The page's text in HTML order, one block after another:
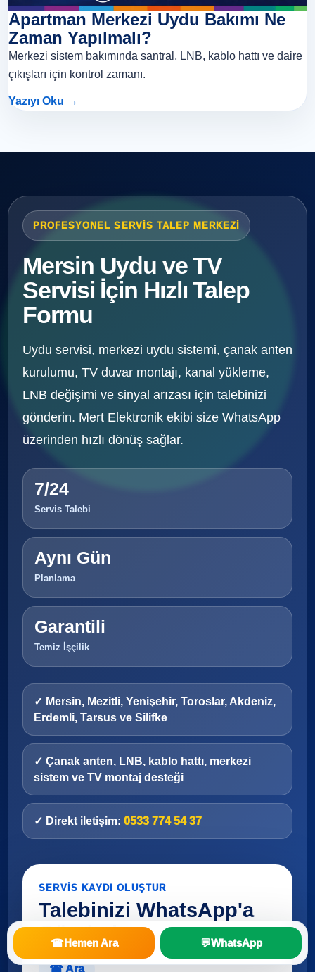
Apartman Merkezi Uydu Bakımı Ne
Zaman Yapılmalı?
Merkezi sistem bakımında santral, LNB, kablo hattı ve daire
çıkışları için kontrol zamanı.
Yazıyı Oku →
PROFESYONEL SERVIS TALEP MERKEZI
Mersin Uydu ve TV
Servisi İçin Hızlı Talep
Formu
Uydu servisi, merkezi uydu sistemi, çanak anten
kurulumu, TV duvar montajı, kanal yükleme,
LNB değişimi ve sinyal arızası için talebinizi
gönderin. Mert Elektronik ekibi size WhatsApp
üzerinden hızlı dönüş sağlar.
7/24
Servis Talebi
Aynı Gün
Planlama
Garantili
Temiz İşçilik
✓ Mersin, Mezitli, Yenişehir, Toroslar, Akdeniz,
Erdemli, Tarsus ve Silifke
✓ Çanak anten, LNB, kablo hattı, merkezi
sistem ve TV montaj desteği
✓ Direkt iletişim: 0533 774 54 37
SERVIS KAYDI OLUŞTUR
Talebinizi WhatsApp'a
Gönderin
☎ Ara
☎Hemen Ara 💬WhatsApp